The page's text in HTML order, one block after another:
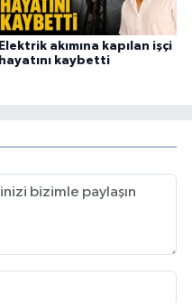
Elektrik akımına kapılan işçi
hayatını kaybetti